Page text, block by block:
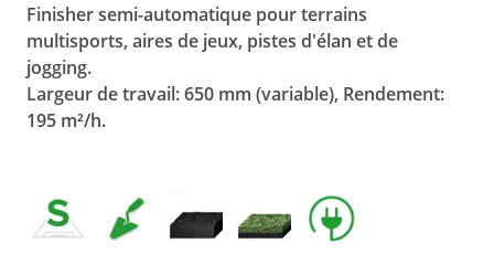
Finisher semi-automatique pour terrains
multisports, aires de jeux, pistes d'élan et de
jogging.
Largeur de travail: 650 mm (variable), Rendement:
195 m²/h.